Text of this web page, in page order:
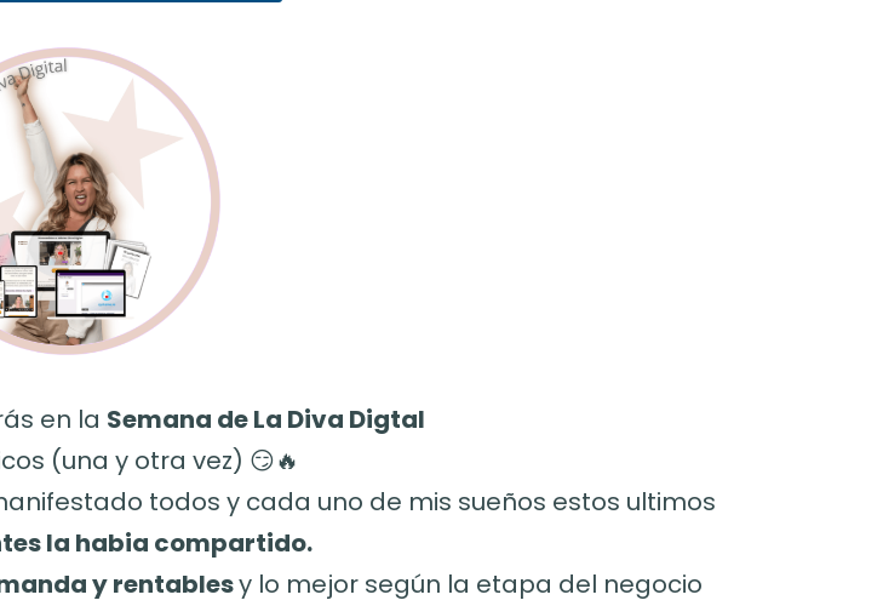
en la Semana de La Diva Digtal
(una y otra vez) 😏🔥
todos y cada uno de mis sueños estos ultimos
la habia compartido.
y rentablesy lo mejor según la etapa del negocio